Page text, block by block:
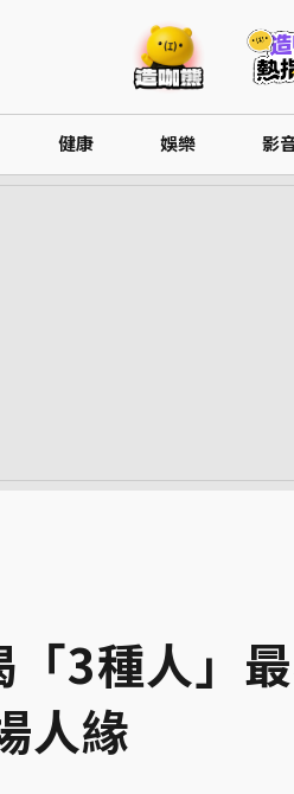
健康 娛樂 影
3種人」
人緣